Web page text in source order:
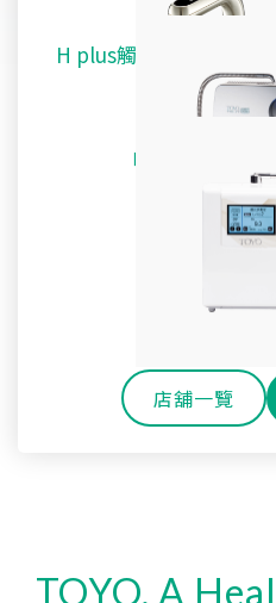
H plus觸控廚下型-鹼性
鹼性離子水生
還元水素水生
SPACO 觸控櫥下型-氣
Pro
SPACO 觸控櫥下型-
SPACO 櫥下型-RO直
淨水御守 - 安心生飲淨
淨水御守-全效能生飲
櫥下型雙溫
不鏽鋼全戶式除
全戶式淨軟水除
TW-308及TW-H1專
TW-508專用主
淨水御守-全
戶外休閒環保
鹼性離子水超酸水
Super Water mini
店舖一覽
TOYO, A